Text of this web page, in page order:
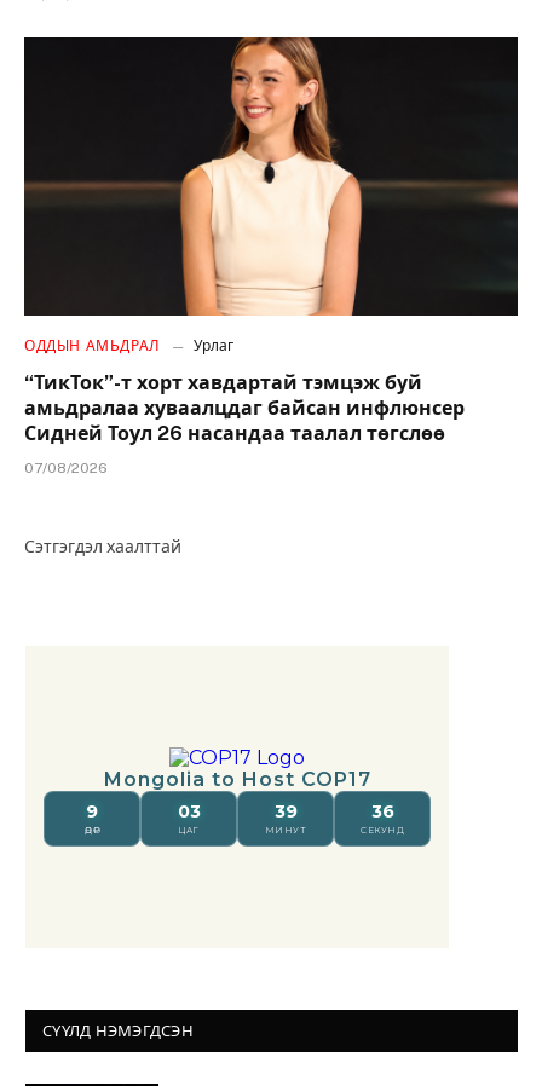
ОДДЫН АМЬДРАЛ Урлаг
“ТикТок”-т хорт хавдартай тэмцэж буй
амьдралаа хуваалцдаг байсан инфлюнсер
Сидней Тоул 26 насандаа таалал төгслөө
07/08/2026
Сэтгэгдэл хаалттай
СҮҮЛД НЭМЭГДСЭН